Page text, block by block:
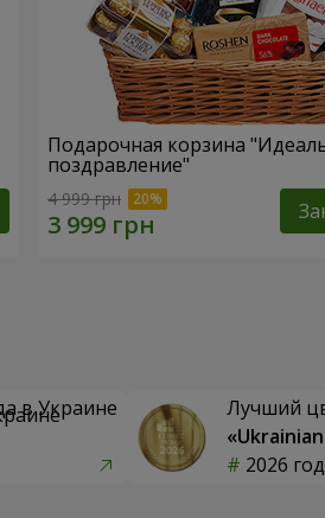
Подарочная корзина
поздравление"
4 999 грн
в Украине
Лучший
2026 год